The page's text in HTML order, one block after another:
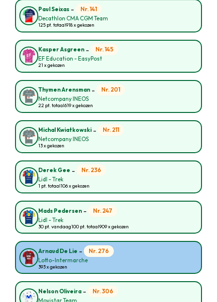
Paul Seixas - Nr. 141
Decathlon CMA CGM Team
125 pt. totaal918 x gekozen
Kasper Asgreen - Nr. 145
EF Education - EasyPost
21 x gekozen
Thymen Arensman - Nr. 201
Netcompany INEOS
22 pt. totaal619 x gekozen
Michal Kwiatkowski - Nr. 211
Netcompany INEOS
13 x gekozen
Derek Gee - Nr. 236
Lidl - Trek
1 pt. totaal106 x gekozen
Mads Pedersen - Nr. 247
Lidl - Trek
30 pt. vandaag100 pt. totaal909 x gekozen
Arnaud De Lie - Nr. 276
Lotto-Intermarche
393 x gekozen
Nelson Oliveira - Nr. 306
Movistar Team